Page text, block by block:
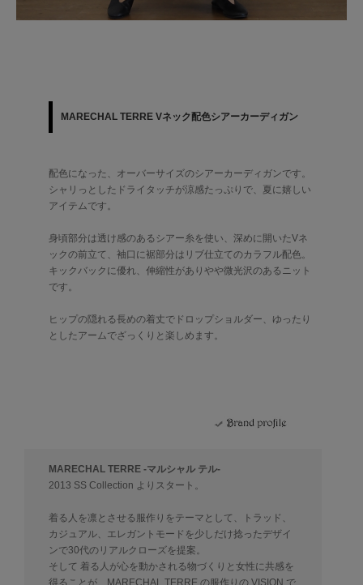
MARECHAL TERRE Vネック配色シアーカーディガン
配色になった、オーバーサイズのシアーカーディガンです。
シャリっとしたドライタッチが涼感たっぷりで、夏に嬉しい
アイテムです。
身頃部分は透け感のあるシアー糸を使い、深めに開いたVネ
ックの前立て、袖口に裾部分はリブ仕立てのカラフル配色。
キックバックに優れ、伸縮性がありやや微光沢のあるニット
です。
ヒップの隠れる長めの着丈でドロップショルダー、ゆったり
としたアームでざっくりと楽しめます。
MARECHAL TERRE -マルシャル テル-
2013 SS Collection よりスタート。
着る人を凛とさせる服作りをテーマとして、トラッド、
カジュアル、エレガントモードを少しだけ捻ったデザイ
ンで30代のリアルクローズを提案。
そして 着る人が心を動かされる物づくりと女性に共感を
得ることが、MARECHAL TERRE の服作りの VISION で